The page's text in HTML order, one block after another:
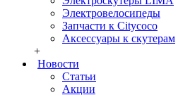
Электровелосипеды
Запчасти к Citycoco
Аксессуары к скутерам
+
Новости
Статьи
Акции